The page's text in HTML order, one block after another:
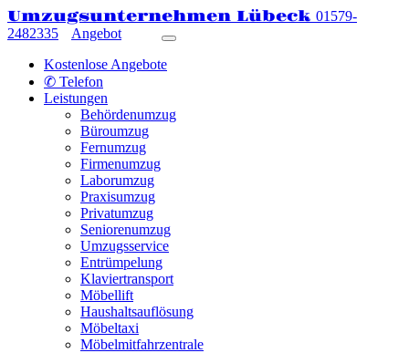
Umzugsunternehmen Lübeck 01579-
2482335
Angebot
Kostenlose Angebote
✆ Telefon
Leistungen
Behördenumzug
Büroumzug
Fernumzug
Firmenumzug
Laborumzug
Praxisumzug
Privatumzug
Seniorenumzug
Umzugsservice
Entrümpelung
Klaviertransport
Möbellift
Haushaltsauflösung
Möbeltaxi
Möbelmitfahrzentrale